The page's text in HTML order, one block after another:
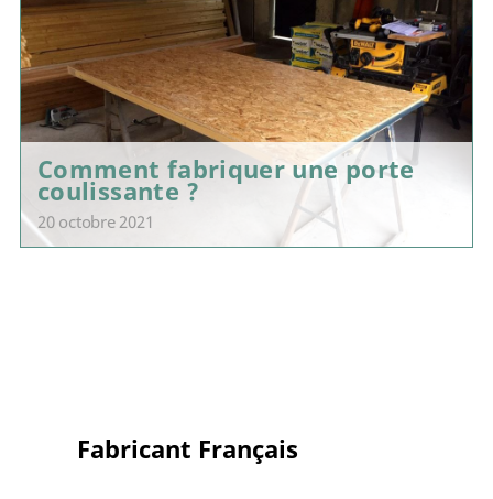
Comment fabriquer une porte
coulissante ?
20 octobre 2021
Fabricant Français